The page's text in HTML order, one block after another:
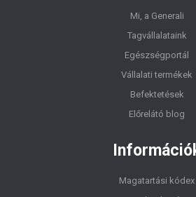
Mi, a Generali
Tagvállalataink
Egészségportál
Vállalati termékek
Befektetések
Előrelátó blog
Magatartási kódex